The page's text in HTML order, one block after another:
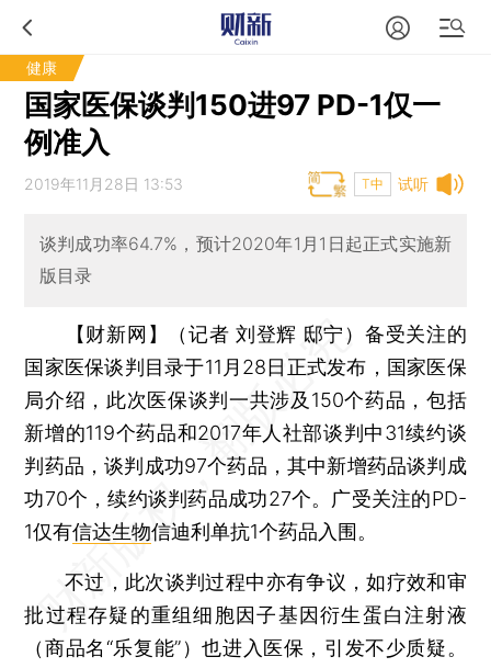
健康
国家医保谈判150进97 PD-1仅一
例准入
试听
2019年11月28日 13:53 T中
谈判成功率64.7%，预计2020年1月1日起正式实施新
版目录
【财新网】（记者 刘登辉 邸宁） 备受关注的
国家医保谈判目录于11月28日正式发布，国家医保
局介绍，此次医保谈判一共涉及150个药品，包括
新增的119个药品和2017年人社部谈判中31续约谈
判药品，谈判成功97个药品，其中新增药品谈判成
功70个，续约谈判药品成功27个。广受关注的PD-
1仅有信达生物信迪利单抗1个药品入围。
不过，此次谈判过程中亦有争议，如疗效和审
批过程存疑的重组细胞因子基因衍生蛋白注射液
（商品名“乐复能”）也进入医保，引发不少质疑。